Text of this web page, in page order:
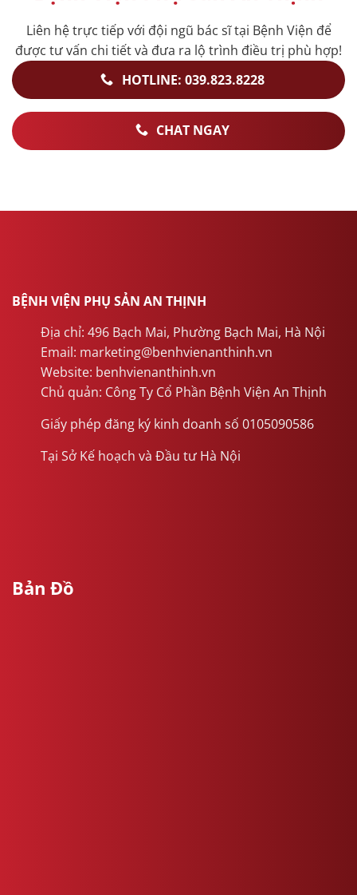
Liên hệ trực tiếp với đội ngũ bác sĩ tại Bệnh Viện để
được tư vấn chi tiết và đưa ra lộ trình điều trị phù hợp!
HOTLINE: 039.823.8228
CHAT NGAY
BỆNH VIỆN PHỤ SẢN AN THỊNH
Địa chỉ: 496 Bạch Mai, Phường Bạch Mai, Hà Nội
Email: marketing@benhvienanthinh.vn
Website: benhvienanthinh.vn
Chủ quản: Công Ty Cổ Phần Bệnh Viện An Thịnh
Giấy phép đăng ký kinh doanh số 0105090586
Tại Sở Kế hoạch và Đầu tư Hà Nội
Bản Đồ